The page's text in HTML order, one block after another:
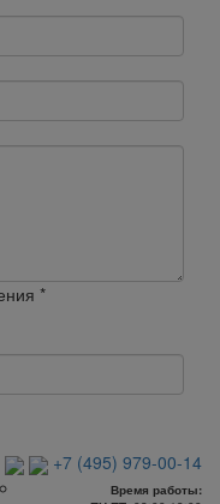
*
+7 (495) 979-00-14
Время работы: